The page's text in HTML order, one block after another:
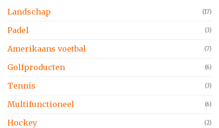
Landschap (17)
Padel (3)
Amerikaans voetbal (7)
Golfproducten (6)
Tennis (3)
Multifunctioneel (6)
Hockey (2)